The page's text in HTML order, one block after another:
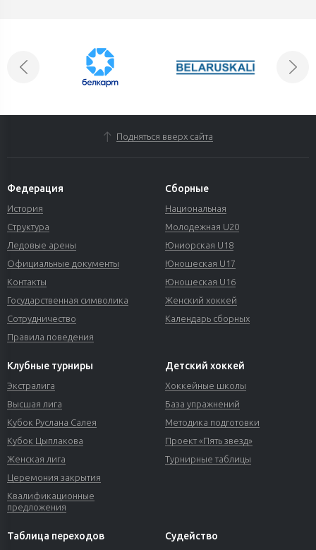
Подняться вверх сайта
Федерация
История
Структура
Ледовые арены
Официальные документы
Контакты
Государственная символика
Сотрудничество
Правила поведения
Сборные
Национальная
Молодежная U20
Юниорская U18
Юношеская U17
Юношеская U16
Женский хоккей
Календарь сборных
Клубные турниры
Экстралига
Высшая лига
Кубок Руслана Салея
Кубок Цыплакова
Женская лига
Церемония закрытия
Квалификационные
предложения
Детский хоккей
Хоккейные школы
База упражнений
Методика подготовки
Проект «Пять звезд»
Турнирные таблицы
Таблица переходов Судейство